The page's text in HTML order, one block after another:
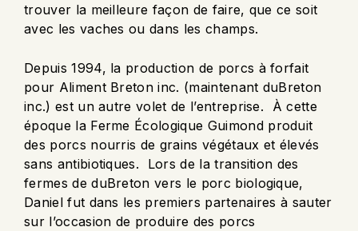
trouver la meilleure façon de faire, que ce soit
avec les vaches ou dans les champs.
Depuis 1994, la production de porcs à forfait
pour Aliment Breton inc. (maintenant duBreton
inc.) est un autre volet de l’entreprise. À cette
époque la Ferme Écologique Guimond produit
des porcs nourris de grains végétaux et élevés
sans antibiotiques. Lors de la transition des
fermes de duBreton vers le porc biologique,
Daniel fut dans les premiers partenaires à sauter
sur l’occasion de produire des porcs